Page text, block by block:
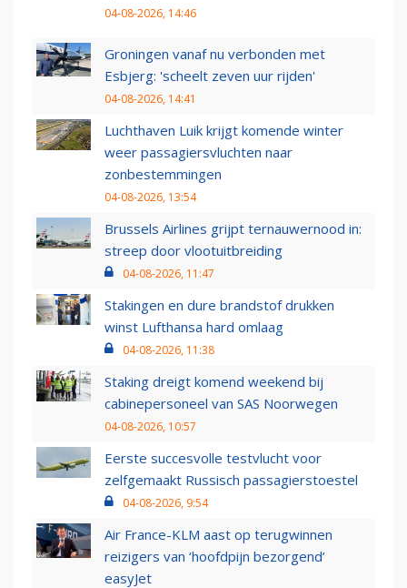
04-08-2026, 14:46
Groningen vanaf nu verbonden met
Esbjerg: 'scheelt zeven uur rijden'
04-08-2026, 14:41
Luchthaven Luik krijgt komende winter
weer passagiersvluchten naar
zonbestemmingen
04-08-2026, 13:54
Brussels Airlines grijpt ternauwernood in:
streep door vlootuitbreiding
04-08-2026, 11:47
Stakingen en dure brandstof drukken
winst Lufthansa hard omlaag
04-08-2026, 11:38
Staking dreigt komend weekend bij
cabinepersoneel van SAS Noorwegen
04-08-2026, 10:57
Eerste succesvolle testvlucht voor
zelfgemaakt Russisch passagierstoestel
04-08-2026, 9:54
Air France-KLM aast op terugwinnen
reizigers van ‘hoofdpijn bezorgend’
easyJet